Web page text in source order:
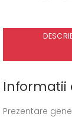
Informatii
Prezentare